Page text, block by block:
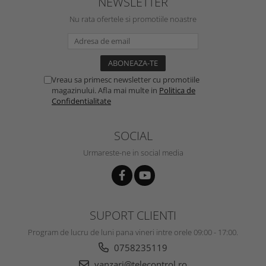
Nu rata ofertele si promotiile noastre
Vreau sa primesc newsletter cu promotiile
magazinului. Afla mai multe in Politica de
Confidentialitate
SOCIAL
Urmareste-ne in social media
SUPORT CLIENTI
Program de lucru de luni pana vineri intre orele 09:00 - 17:00.
0758235119